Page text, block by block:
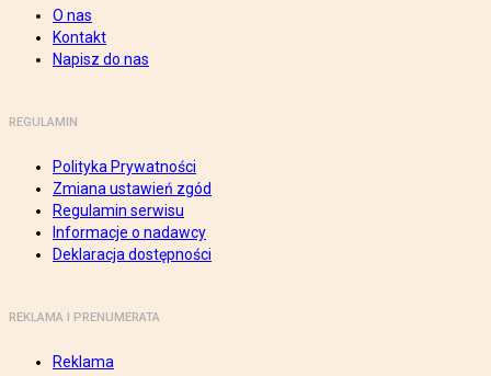
O nas
Kontakt
Napisz do nas
REGULAMIN
Polityka Prywatności
Zmiana ustawień zgód
Regulamin serwisu
Informacje o nadawcy
Deklaracja dostępności
REKLAMA I PRENUMERATA
Reklama